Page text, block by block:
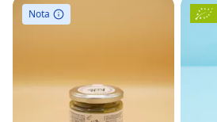
Nota